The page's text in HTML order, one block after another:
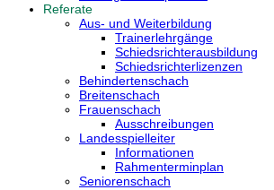
Referate
Aus- und Weiterbildung
Trainerlehrgänge
Schiedsrichterausbildung
Schiedsrichterlizenzen
Behindertenschach
Breitenschach
Frauenschach
Ausschreibungen
Landesspielleiter
Informationen
Rahmenterminplan
Seniorenschach